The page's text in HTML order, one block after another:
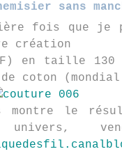
sans
fois que je
création
en taille 130
coton
montre le
univers,